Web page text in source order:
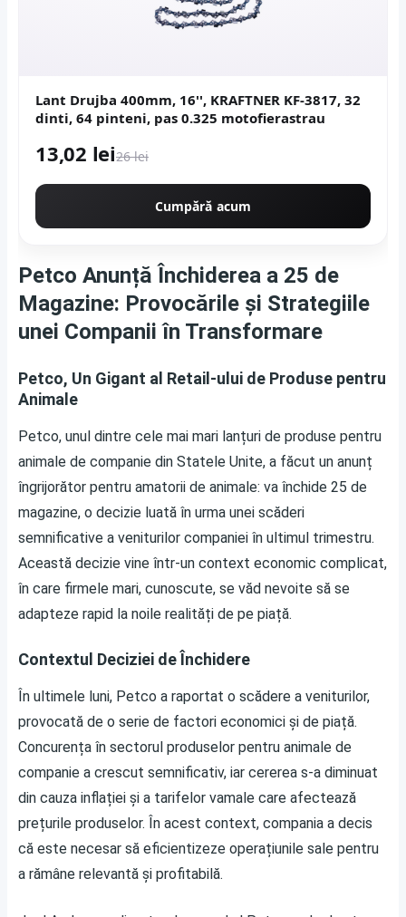
Lant Drujba 400mm, 16'', KRAFTNER KF-3817, 32
dinti, 64 pinteni, pas 0.325 motofierastrau
13,02 lei26 lei
Cumpără acum
Petco Anunță Închiderea a 25 de
Magazine: Provocările și Strategiile
unei Companii în Transformare
Petco, Un Gigant al Retail-ului de Produse pentru
Animale
Petco, unul dintre cele mai mari lanțuri de produse pentru
animale de companie din Statele Unite, a făcut un anunț
îngrijorător pentru amatorii de animale: va închide 25 de
magazine, o decizie luată în urma unei scăderi
semnificative a veniturilor companiei în ultimul trimestru.
Această decizie vine într-un context economic complicat,
în care firmele mari, cunoscute, se văd nevoite să se
adapteze rapid la noile realități de pe piață.
Contextul Deciziei de Închidere
În ultimele luni, Petco a raportat o scădere a veniturilor,
provocată de o serie de factori economici și de piață.
Concurența în sectorul produselor pentru animale de
companie a crescut semnificativ, iar cererea s-a diminuat
din cauza inflației și a tarifelor vamale care afectează
prețurile produselor. În acest context, compania a decis
că este necesar să eficientizeze operațiunile sale pentru
a rămâne relevantă și profitabilă.